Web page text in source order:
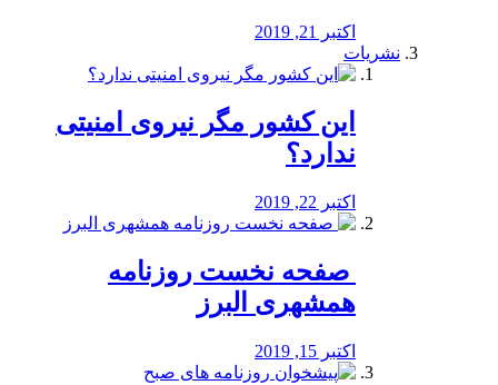
اکتبر 21, 2019
نشریات
این کشور مگر نیروی امنیتی
ندارد؟
اکتبر 22, 2019
️ صفحه نخست روزنامه‌
همشهری البرز
اکتبر 15, 2019